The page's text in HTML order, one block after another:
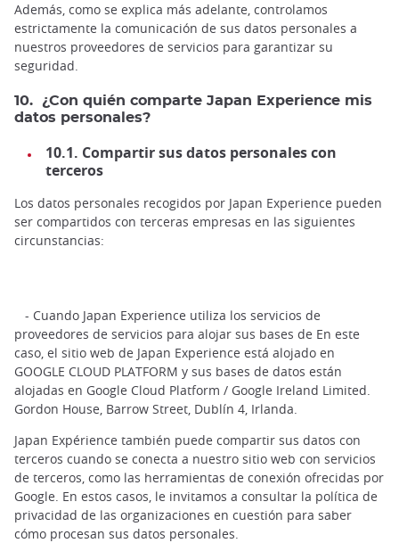
Además, como se explica más adelante, controlamos
estrictamente la comunicación de sus datos personales a
nuestros proveedores de servicios para garantizar su
seguridad.
10. ¿Con quién comparte Japan Experience mis
datos personales?
10.1. Compartir sus datos personales con
terceros
Los datos personales recogidos por Japan Experience pueden
ser compartidos con terceras empresas en las siguientes
circunstancias:
- Cuando Japan Experience utiliza los servicios de
proveedores de servicios para alojar sus bases de En este
caso, el sitio web de Japan Experience está alojado en
GOOGLE CLOUD PLATFORM y sus bases de datos están
alojadas en Google Cloud Platform / Google Ireland Limited.
Gordon House, Barrow Street, Dublín 4, Irlanda.
Japan Expérience también puede compartir sus datos con
terceros cuando se conecta a nuestro sitio web con servicios
de terceros, como las herramientas de conexión ofrecidas por
Google. En estos casos, le invitamos a consultar la política de
privacidad de las organizaciones en cuestión para saber
cómo procesan sus datos personales.